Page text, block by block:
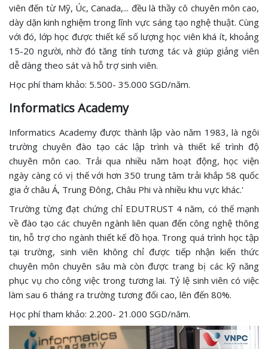
viên đến từ Mỹ, Úc, Canada,... đều là thầy cô chuyên môn cao,
dày dặn kinh nghiệm trong lĩnh vực sáng tạo nghệ thuật. Cùng
với đó, lớp học được thiết kế số lượng học viên khá ít, khoảng
15-20 người, nhờ đó tăng tính tương tác và giúp giảng viên
dễ dàng theo sát và hỗ trợ sinh viên.
Học phí tham khảo: 5.500- 35.000 SGD/năm.
Informatics Academy
Informatics Academy được thành lập vào năm 1983, là ngôi
trường chuyên đào tạo các lập trình và thiết kế trình độ
chuyên môn cao. Trải qua nhiều năm hoạt động, học viện
ngày càng có vị thế với hơn 350 trung tâm trải khắp 58 quốc
gia ở châu Á, Trung Đông, Châu Phi và nhiều khu vực khác.'
Trường từng đạt chứng chỉ EDUTRUST 4 năm, có thế mạnh
về đào tạo các chuyên ngành liên quan đến công nghệ thông
tin, hỗ trợ cho ngành thiết kế đồ họa. Trong quá trình học tập
tại trường, sinh viên không chỉ được tiếp nhận kiến thức
chuyên môn chuyên sâu mà còn được trang bị các kỹ năng
phục vụ cho công việc trong tương lai. Tỷ lệ sinh viên có việc
làm sau 6 tháng ra trường tương đối cao, lên đến 80%.
Học phí tham khảo: 2.200- 21.000 SGD/năm.